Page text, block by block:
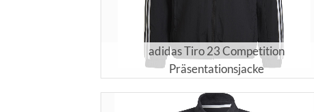
adidas Tiro 23 Competition
Präsentationsjacke